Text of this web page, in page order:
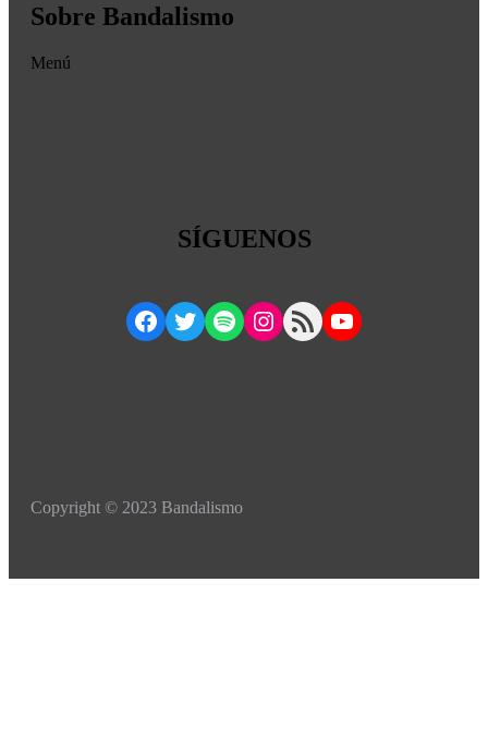
Sobre Bandalismo
Menú
SÍGUENOS
Facebook
TwitterSpotifyInstagram
RSS FeedYouTube
Copyright © 2023 Bandalismo